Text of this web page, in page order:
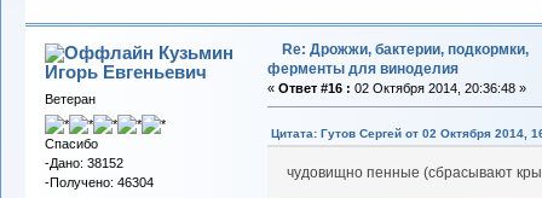
Кузьмин
Игорь Евгеньевич
Ветеран
Спасибо
-Дано: 38152
-Получено: 46304
Re: Дрожжи, бактерии, подкормки,
ферменты для виноделия
« Ответ #16 : 02 Октября 2014, 20:36:48 »
Цитата: Гутов Сергей от 02 Октября 2014,
чудовищно пенные (сбрасывают